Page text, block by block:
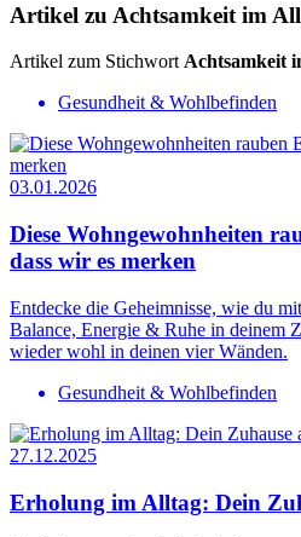
Artikel zu Achtsamkeit im
Artikel zum StichwortAchtsamkeit
Gesundheit & Wohlbefinden
03.01.2026
Diese Wohngewohnheiten
dass wir es merken
Entdecke die Geheimnisse, wie du
Balance, Energie & Ruhe in deinem
wieder wohl in deinen vier Wänden.
Gesundheit & Wohlbefinden
27.12.2025
Erholung im Alltag: Dein